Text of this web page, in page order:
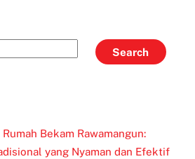
Search
Bekam Rawamangun:
yang Nyaman dan Efektif